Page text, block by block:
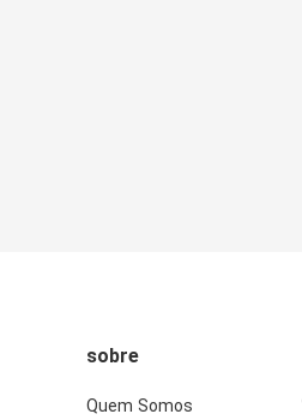
sobre
Quem Somos